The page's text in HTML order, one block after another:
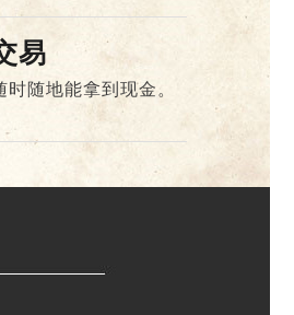
易
随地能拿到现金。